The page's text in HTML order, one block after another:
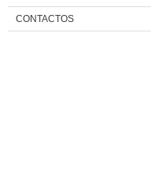
CONTACTOS